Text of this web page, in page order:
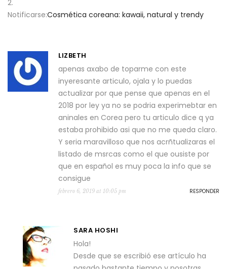
Notificarse:Cosmética coreana: kawaii, natural y trendy
LIZBETH
apenas axabo de toparme con este
inyeresante articulo, ojala y lo puedas
actualizar por que pense que apenas en el
2018 por ley ya no se podria experimebtar en
aninales en Corea pero tu articulo dice q ya
estaba prohibido asi que no me queda claro.
Y seria maravilloso que nos acrñtualizaras el
listado de msrcas como el que ousiste por
que en español es muy poca la info que se
consigue
febrero 6, 2019 at 10:05 pm RESPONDER
SARA HOSHI
Hola!
Desde que se escribió ese artículo ha